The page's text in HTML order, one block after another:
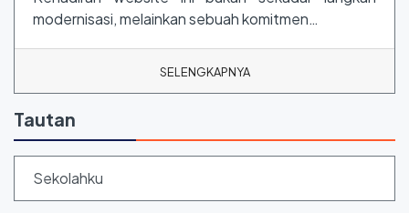
modernisasi, melainkan sebuah komitmen…
SELENGKAPNYA
Tautan
Sekolahku